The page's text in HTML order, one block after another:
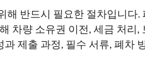
반드시 필요한 절차입니다.
차량 소유권 이전, 세금 처리,
제출 과정, 필수 서류, 폐차